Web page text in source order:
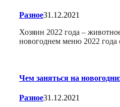
Разное31.12.2021
Хозяин 2022 года –
новогоднем меню 2022 года
Чем заняться на
Разное31.12.2021